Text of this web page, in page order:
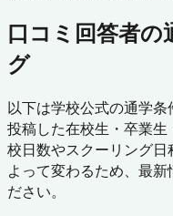
口コミ回答者の
グ
以下は学校公式の通学
投稿した在校生・卒業
校日数やスクーリング
よって変わるため、最
ださい。